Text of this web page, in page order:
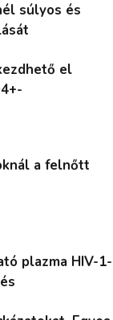
súlyos és
el
a felnőtt
plazma HIV-1-